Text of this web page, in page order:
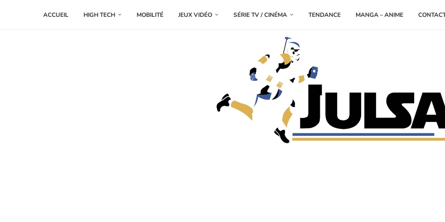
ACCUEIL HIGH TECH MOBILITÉ JEUX VIDÉO SÉRIE TV / CINÉMA TENDANCE MANGA – ANIME